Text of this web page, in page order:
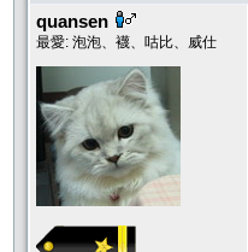
quansen
最愛: 泡泡、襪、咕比、威仕